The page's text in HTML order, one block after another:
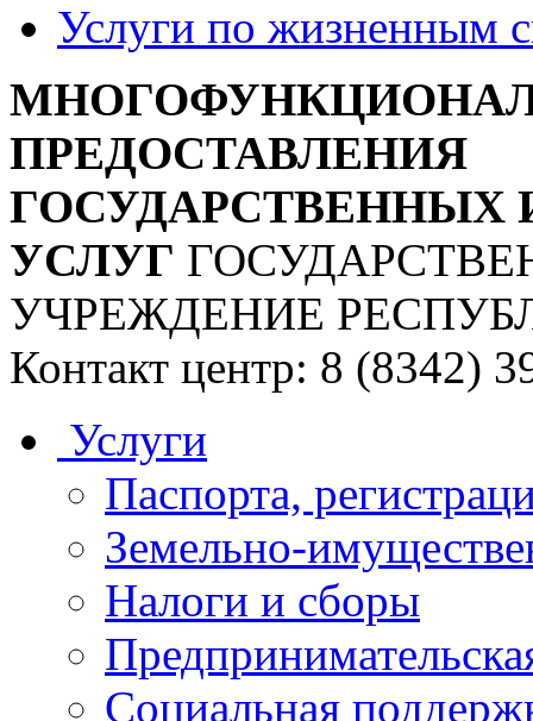
Услуги по жизненным
ПРЕДОСТАВЛЕНИЯ
УСЛУГ
УЧРЕЖДЕНИЕ
Контакт центр: 8 (8342)
Услуги
Паспорта,
Земельно-
Налоги и сборы
Социальная